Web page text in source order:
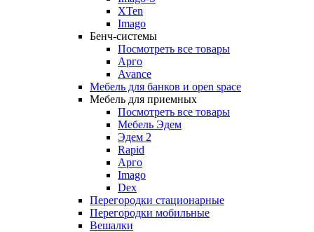
XTen
Imago
Бенч-системы
Посмотреть все товары
Арго
Avance
Мебель для банков и open space
Мебель для приемных
Посмотреть все товары
Мебель Эдем
Эдем 2
Rapid
Арго
Imago
Dex
Перегородки стационарные
Перегородки мобильные
Вешалки